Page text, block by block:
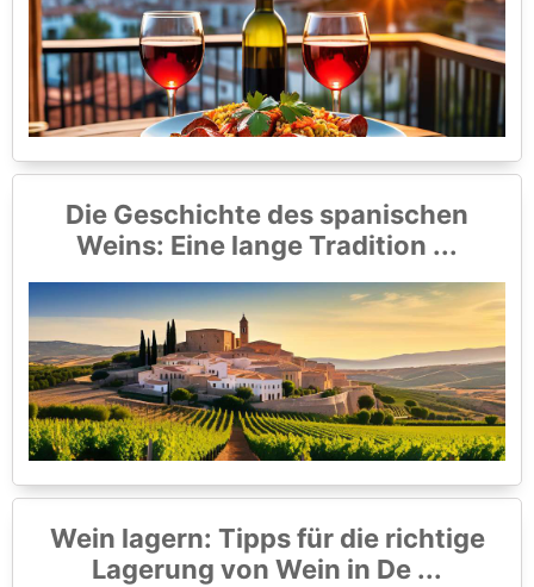
Die Geschichte des spanischen
Weins: Eine lange Tradition ...
Wein lagern: Tipps für die richtige
Lagerung von Wein in De ...